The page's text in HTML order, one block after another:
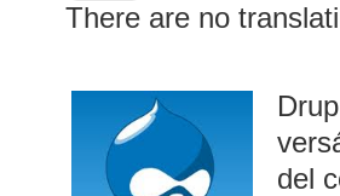
There are no
del